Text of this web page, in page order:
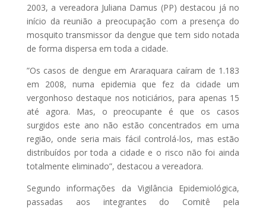
2003, a vereadora Juliana Damus (PP) destacou já no
início da reunião a preocupação com a presença do
mosquito transmissor da dengue que tem sido notada
de forma dispersa em toda a cidade.
”Os casos de dengue em Araraquara caíram de 1.183
em 2008, numa epidemia que fez da cidade um
vergonhoso destaque nos noticiários, para apenas 15
até agora. Mas, o preocupante é que os casos
surgidos este ano não estão concentrados em uma
região, onde seria mais fácil controlá-los, mas estão
distribuídos por toda a cidade e o risco não foi ainda
totalmente eliminado”, destacou a vereadora.
Segundo informações da Vigilância Epidemiológica,
passadas aos integrantes do Comitê pela